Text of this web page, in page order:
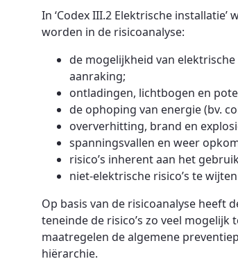
In ‘Codex III.2 Elektrische
worden in de risicoanalyse:
de mogelijkheid van
aanraking;
ontladingen, lichtbogen en
de ophoping van energie (bv.
oververhitting, brand en
spanningsvallen en weer
risico’s inherent aan het
niet-elektrische risico’s te
Op basis van de risicoanalyse heeft
teneinde de risico’s zo veel
maatregelen de algemene
hiërarchie.